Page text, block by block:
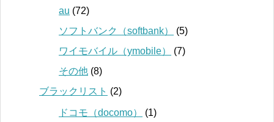
au (72)
ソフトバンク（softbank）
(5)
ワイモバイル（ymobile）
(7)
その他 (8)
ブラックリスト (2)
ドコモ（docomo）
(1)